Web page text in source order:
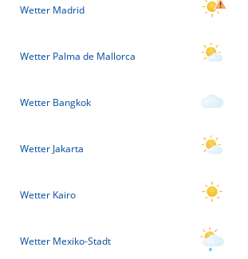
Wetter Madrid
Wetter Palma de Mallorca
Wetter Bangkok
Wetter Jakarta
Wetter Kairo
Wetter Mexiko-Stadt